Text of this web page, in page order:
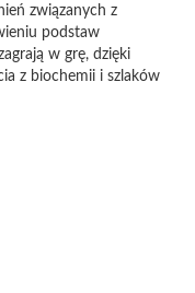
związanych z
podstaw
w grę, dzięki
z biochemii i szlaków